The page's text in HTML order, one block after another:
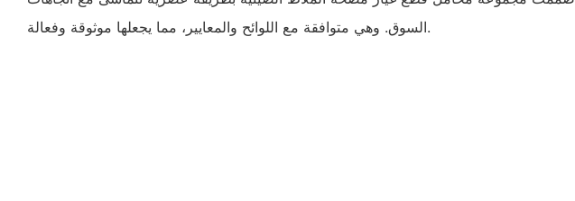
السوق. وهي متوافقة مع اللوائح والمعايير، مما يجعلها موثوقة وفعالة.